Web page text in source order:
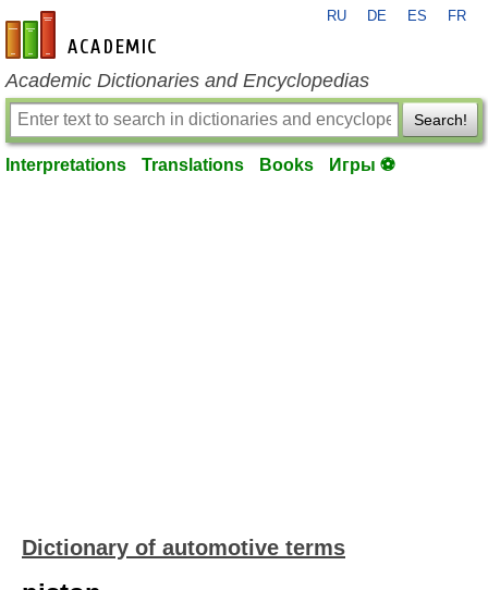
en-academic.com
RU DE ES FR
Academic Dictionaries and Encyclopedias
Search!
Interpretations Translations Books Игры ⚽
Dictionary of automotive terms